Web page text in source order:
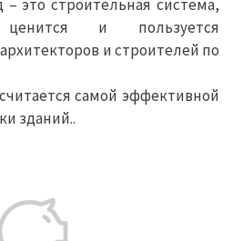
это строительная система,
и пользуется
и строителей по
самой эффективной
зданий..